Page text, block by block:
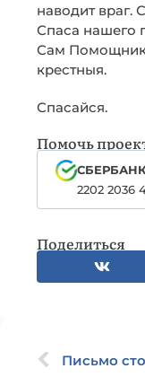
наводит враг.
Спаса нашего
Сам Помощник
крестныя.
Спасайся.
Помочь
СБЕРБАНК
2202 2036
Поделиться
Письмо